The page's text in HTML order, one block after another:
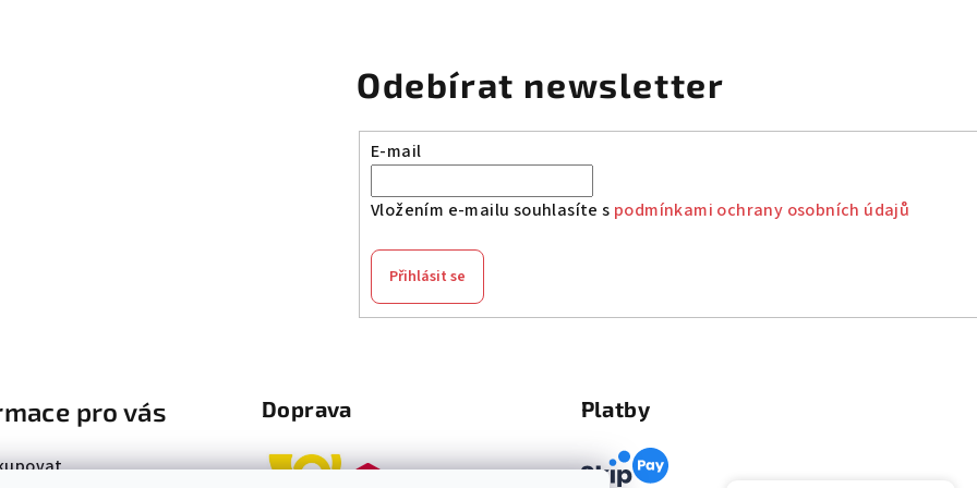
Odebírat newsletter
E-mail
Vložením e-mailu souhlasíte s podmínkami ochrany osobních údajů
Přihlásit se
pro vás Doprava Platby